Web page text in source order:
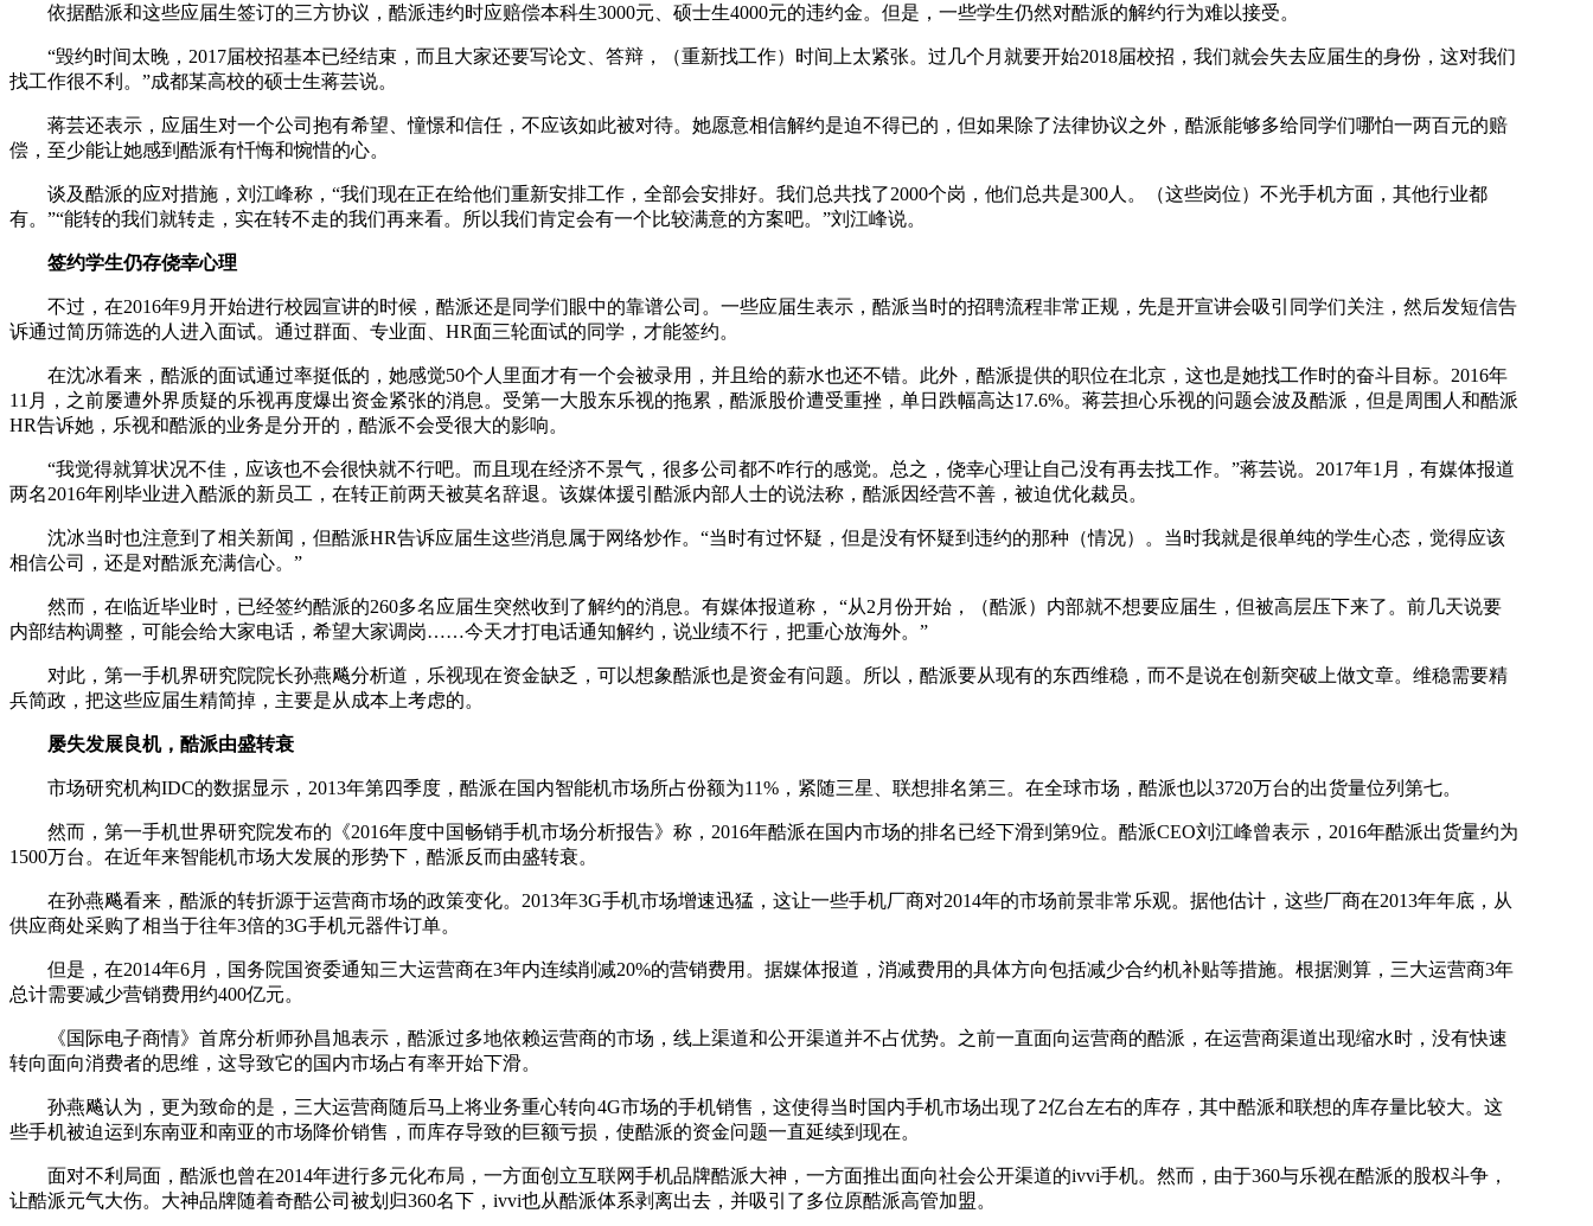
依据酷派和这些应届生签订的三方协议，酷派违约时应赔偿本科生3000元、硕士生4000元的违约金。但是，一些学生仍然对酷派的解约行为难以接受。
“毁约时间太晚，2017届校招基本已经结束，而且大家还要写论文、答辩，（重新找工作）时间上太紧张。过几个月就要开始2018届校招，我们就会失去应届生的身份，这对我们
找工作很不利。”成都某高校的硕士生蒋芸说。
蒋芸还表示，应届生对一个公司抱有希望、憧憬和信任，不应该如此被对待。她愿意相信解约是迫不得已的，但如果除了法律协议之外，酷派能够多给同学们哪怕一两百元的赔
偿，至少能让她感到酷派有忏悔和惋惜的心。
谈及酷派的应对措施，刘江峰称，“我们现在正在给他们重新安排工作，全部会安排好。我们总共找了2000个岗，他们总共是300人。（这些岗位）不光手机方面，其他行业都
有。”“能转的我们就转走，实在转不走的我们再来看。所以我们肯定会有一个比较满意的方案吧。”刘江峰说。
签约学生仍存侥幸心理
不过，在2016年9月开始进行校园宣讲的时候，酷派还是同学们眼中的靠谱公司。一些应届生表示，酷派当时的招聘流程非常正规，先是开宣讲会吸引同学们关注，然后发短信告
诉通过简历筛选的人进入面试。通过群面、专业面、HR面三轮面试的同学，才能签约。
在沈冰看来，酷派的面试通过率挺低的，她感觉50个人里面才有一个会被录用，并且给的薪水也还不错。此外，酷派提供的职位在北京，这也是她找工作时的奋斗目标。2016年
11月，之前屡遭外界质疑的乐视再度爆出资金紧张的消息。受第一大股东乐视的拖累，酷派股价遭受重挫，单日跌幅高达17.6%。蒋芸担心乐视的问题会波及酷派，但是周围人和酷派
HR告诉她，乐视和酷派的业务是分开的，酷派不会受很大的影响。
“我觉得就算状况不佳，应该也不会很快就不行吧。而且现在经济不景气，很多公司都不咋行的感觉。总之，侥幸心理让自己没有再去找工作。”蒋芸说。2017年1月，有媒体报道
两名2016年刚毕业进入酷派的新员工，在转正前两天被莫名辞退。该媒体援引酷派内部人士的说法称，酷派因经营不善，被迫优化裁员。
沈冰当时也注意到了相关新闻，但酷派HR告诉应届生这些消息属于网络炒作。“当时有过怀疑，但是没有怀疑到违约的那种（情况）。当时我就是很单纯的学生心态，觉得应该
相信公司，还是对酷派充满信心。”
然而，在临近毕业时，已经签约酷派的260多名应届生突然收到了解约的消息。有媒体报道称， “从2月份开始，（酷派）内部就不想要应届生，但被高层压下来了。前几天说要
内部结构调整，可能会给大家电话，希望大家调岗……今天才打电话通知解约，说业绩不行，把重心放海外。”
对此，第一手机界研究院院长孙燕飚分析道，乐视现在资金缺乏，可以想象酷派也是资金有问题。所以，酷派要从现有的东西维稳，而不是说在创新突破上做文章。维稳需要精
兵简政，把这些应届生精简掉，主要是从成本上考虑的。
屡失发展良机，酷派由盛转衰
市场研究机构IDC的数据显示，2013年第四季度，酷派在国内智能机市场所占份额为11%，紧随三星、联想排名第三。在全球市场，酷派也以3720万台的出货量位列第七。
然而，第一手机世界研究院发布的《2016年度中国畅销手机市场分析报告》称，2016年酷派在国内市场的排名已经下滑到第9位。酷派CEO刘江峰曾表示，2016年酷派出货量约为
1500万台。在近年来智能机市场大发展的形势下，酷派反而由盛转衰。
在孙燕飚看来，酷派的转折源于运营商市场的政策变化。2013年3G手机市场增速迅猛，这让一些手机厂商对2014年的市场前景非常乐观。据他估计，这些厂商在2013年年底，从
供应商处采购了相当于往年3倍的3G手机元器件订单。
但是，在2014年6月，国务院国资委通知三大运营商在3年内连续削减20%的营销费用。据媒体报道，消减费用的具体方向包括减少合约机补贴等措施。根据测算，三大运营商3年
总计需要减少营销费用约400亿元。
《国际电子商情》首席分析师孙昌旭表示，酷派过多地依赖运营商的市场，线上渠道和公开渠道并不占优势。之前一直面向运营商的酷派，在运营商渠道出现缩水时，没有快速
转向面向消费者的思维，这导致它的国内市场占有率开始下滑。
孙燕飚认为，更为致命的是，三大运营商随后马上将业务重心转向4G市场的手机销售，这使得当时国内手机市场出现了2亿台左右的库存，其中酷派和联想的库存量比较大。这
些手机被迫运到东南亚和南亚的市场降价销售，而库存导致的巨额亏损，使酷派的资金问题一直延续到现在。
面对不利局面，酷派也曾在2014年进行多元化布局，一方面创立互联网手机品牌酷派大神，一方面推出面向社会公开渠道的ivvi手机。然而，由于360与乐视在酷派的股权斗争，
让酷派元气大伤。大神品牌随着奇酷公司被划归360名下，ivvi也从酷派体系剥离出去，并吸引了多位原酷派高管加盟。